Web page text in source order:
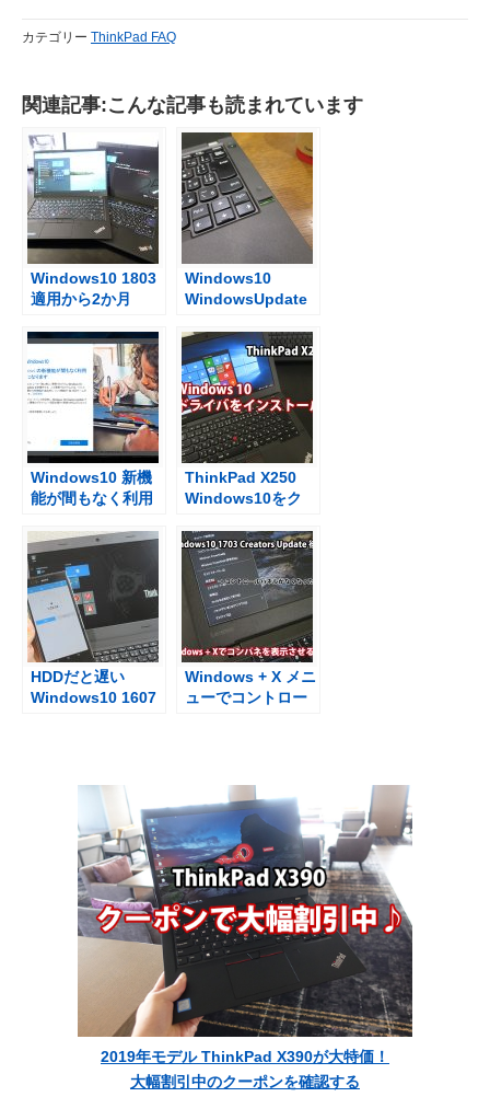
カテゴリー ThinkPad FAQ
関連記事:こんな記事も読まれています
Windows10 1803
適用から2か月
り換えるのに便利
な設定
Windows10
WindowsUpdate
えなくなる→その
後のUpdateで解決
Windows10 新機
能が間もなく利用
表示されたけ
ど・・・
ThinkPad X250
Windows10をク
ル後、ドライバを
インストール
HDDだと遅い
Windows10 1607
Windows + X メニ
ューでコントロー
2019年モデル ThinkPad X390が大特価！
大幅割引中のクーポンを確認する